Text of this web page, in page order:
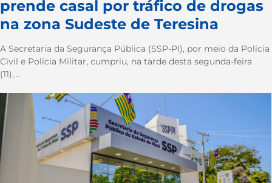
prende casal por tráfico de drogas
na zona Sudeste de Teresina
A Secretaria da Segurança Pública (SSP-PI), por meio da Polícia
Civil e Polícia Militar, cumpriu, na tarde desta segunda-feira
(11),...